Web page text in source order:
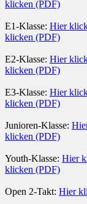
klicken (PDF)
E1-Klasse: Hier
klicken (PDF)
E2-Klasse: Hier
klicken (PDF)
E3-Klasse: Hier
klicken (PDF)
Junioren-Klasse:
klicken (PDF)
Youth-Klasse: Hier
klicken (PDF)
Open 2-Takt: Hier